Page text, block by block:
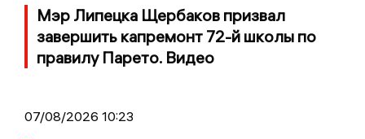
Мэр Липецка Щербаков призвал
завершить капремонт 72-й школы по
правилу Парето. Видео
07/08/2026 10:23